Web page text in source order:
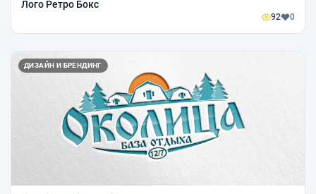
Лого Ретро Бокс
92 0
ДИЗАЙН И БРЕНДИНГ